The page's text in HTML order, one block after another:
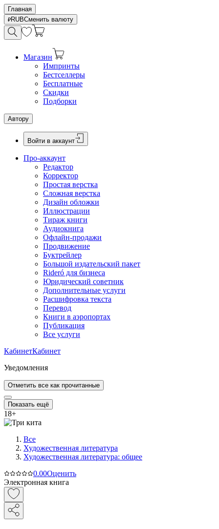
Главная
RUBСменить валюту
Магазин
Импринты
Бестселлеры
Бесплатные
Скидки
Подборки
Автору
Войти в аккаунт
Про-аккаунт
Редактор
Корректор
Простая верстка
Сложная верстка
Дизайн обложки
Иллюстрации
Тираж книги
Аудиокнига
Офлайн-продажи
Продвижение
Буктрейлер
Большой издательский пакет
Rideró для бизнеса
Юридический советник
Дополнительные услуги
Расшифровка текста
Перевод
Книги в аэропортах
Публикация
Все услуги
КабинетКабинет
Уведомления
Отметить все как прочитанные
Показать ещё
18+
Все
Художественная литература
Художественная литература: общее
0.00Оценить
Электронная книга